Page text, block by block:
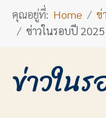
คุณอยู่ที่: Home
ข่
ข่าวในรอบปี 2025
ข่าวใน